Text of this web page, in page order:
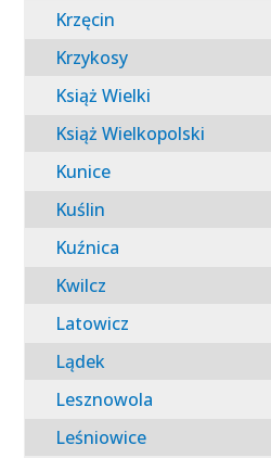
Krzęcin
Krzykosy
Książ Wielki
Książ Wielkopolski
Kunice
Kuślin
Kuźnica
Kwilcz
Latowicz
Lądek
Lesznowola
Leśniowice